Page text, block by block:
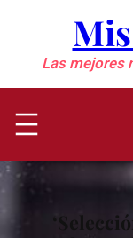
contenidoLas mejores